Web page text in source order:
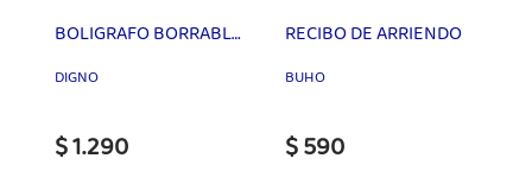
BOLIGRAFO BORRABLE 0.7 FRIXY GEL
DIGNO
$ 1.290
RECIBO DE ARRIENDO
BUHO
$ 590